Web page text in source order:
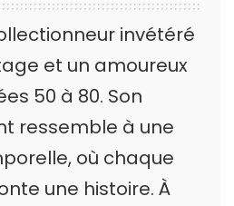
invétéré
et un amoureux
50 à 80. Son
ressemble à une
où chaque
une histoire. À